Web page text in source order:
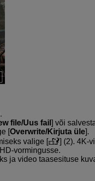
file/Uus fail ] või
[Overwrite/Kirjuta üle].
valige [
] (2). 4K-
vormingusse.
ja video taasesituse